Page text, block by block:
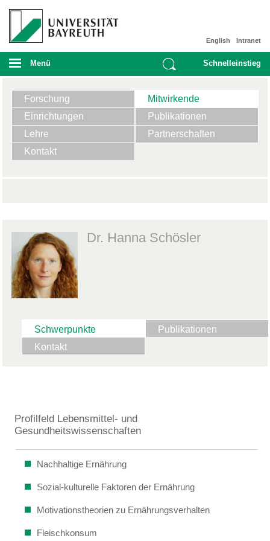
Intranet
English
Menü Schnelleinstieg
Forschung
Mitwirkende
Einrichtungen
Publikationen
Lehre
Partnerschaften
Kontakt
Dr. Hanna Schösler
Schwerpunkte
Publikationen
Kontakt
Profilfeld Lebensmittel- und
Gesundheitswissenschaften
Nachhaltige Ernährung
Sozial-kulturelle Faktoren der Ernährung
Motivationstheorien zu Ernährungsverhalten
Fleischkonsum